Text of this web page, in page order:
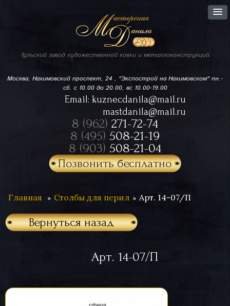
Тульский завод художественной ковки и металлоконструкций
Москва, Нахимовский проспект, 24 , "Экспострой на Нахимовском"пн.-
сб. с 10.00 до 20.00, вс 10.00-19.00
Email: kuznecdanila@mail.ru
mastdanila@mail.ru
8 (962) 271-72-74
8 (495) 508-21-19
8 (903) 508-21-04
Позвонить бесплатно
Главная Столбы для перил Арт. 14-07/П
Вернуться назад
Арт. 14-07/П